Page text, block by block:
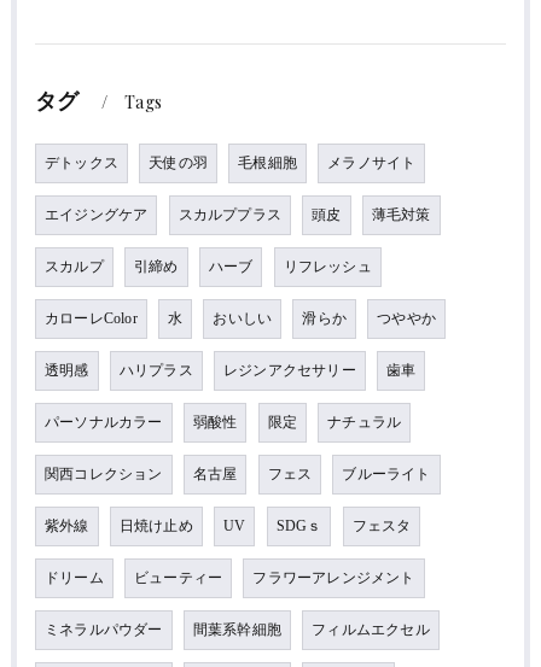
タグ Tags
デトックス 天使の羽 毛根細胞 メラノサイト
エイジングケア スカルププラス 頭皮 薄毛対策
スカルプ 引締め ハーブ リフレッシュ
カローレColor 水 おいしい 滑らか つややか
透明感 ハリプラス レジンアクセサリー 歯車
パーソナルカラー 弱酸性 限定 ナチュラル
関西コレクション 名古屋 フェス ブルーライト
紫外線 日焼け止め UV SDGｓ フェスタ
ドリーム ビューティー フラワーアレンジメント
ミネラルパウダー 間葉系幹細胞 フィルムエクセル